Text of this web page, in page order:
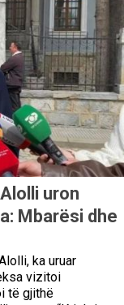
uron
Mbarësi dhe
ka uruar
vizitoi
të gjithë